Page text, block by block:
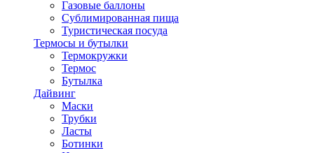
Газовые баллоны
Сублимированная пища
Туристическая посуда
Термосы и бутылки
Термокружки
Термос
Бутылка
Дайвинг
Маски
Трубки
Ласты
Ботинки